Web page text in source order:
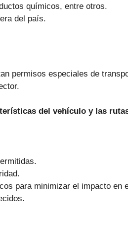
químicos, entre otros.
del país.
permisos especiales de
del vehículo y las
para minimizar el impacto en